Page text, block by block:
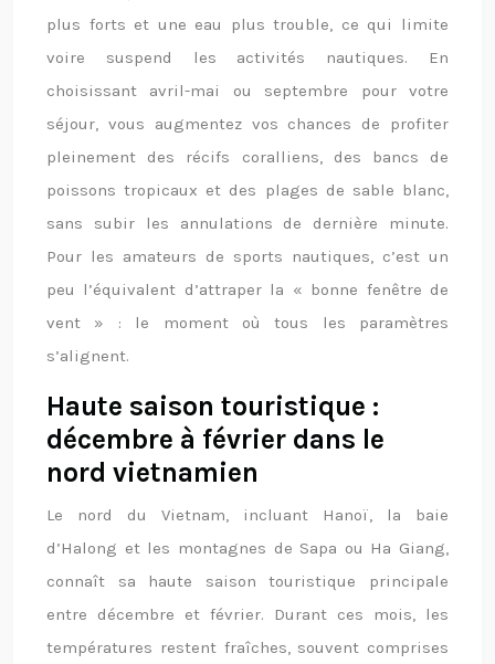
plus forts et une eau plus trouble, ce qui limite
voire suspend les activités nautiques. En
choisissant avril-mai ou septembre pour votre
séjour, vous augmentez vos chances de profiter
pleinement des récifs coralliens, des bancs de
poissons tropicaux et des plages de sable blanc,
sans subir les annulations de dernière minute.
Pour les amateurs de sports nautiques, c’est un
peu l’équivalent d’attraper la « bonne fenêtre de
vent » : le moment où tous les paramètres
s’alignent.
Haute saison touristique :
décembre à février dans le
nord vietnamien
Le nord du Vietnam, incluant Hanoï, la baie
d’Halong et les montagnes de Sapa ou Ha Giang,
connaît sa haute saison touristique principale
entre décembre et février. Durant ces mois, les
températures restent fraîches, souvent comprises